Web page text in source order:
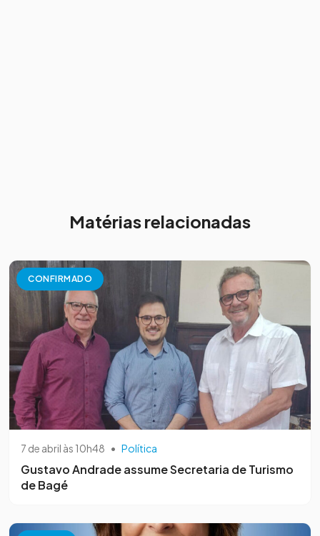
Matérias relacionadas
CONFIRMADO
7 de abril às 10h48 • Política
Gustavo Andrade assume Secretaria de Turismo
de Bagé